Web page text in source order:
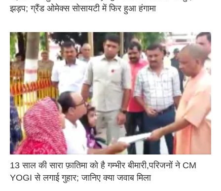
झड़प; ग्रैंड ओमेक्स सोसायटी में फिर हुआ हंगामा
13 साल की सारा फ़ातिमा को है गम्भीर बीमारी,परिजनों ने CM
YOGI से लगाई गुहार; जानिए क्या जवाब मिला